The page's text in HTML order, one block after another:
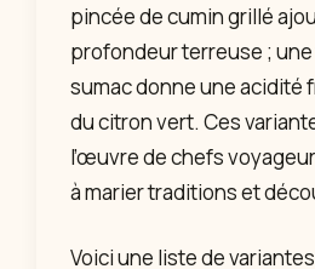
pincée de cumin grillé
profondeur terreuse ;
sumac donne une acidité
du citron vert. Ces
l’œuvre de chefs
à marier traditions et
Voici une liste de